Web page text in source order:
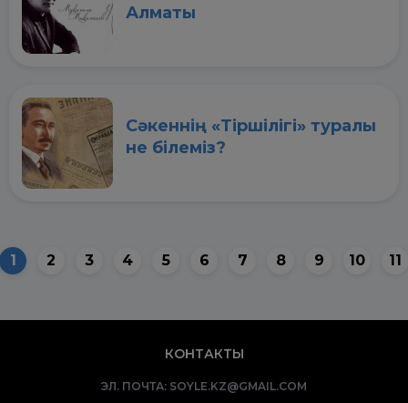
Алматы
Сәкеннің «Тіршілігі» туралы
не білеміз?
1 2 3 4 5 6 7 8 9 10 11
КОНТАКТЫ
ЭЛ. ПОЧТА: SOYLE.KZ@GMAIL.COM